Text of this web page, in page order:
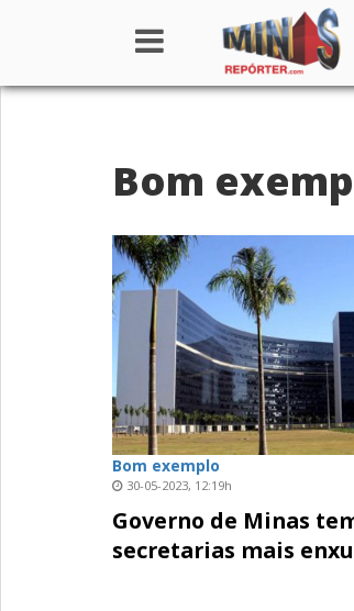
Institucional
Colunistas
Bom
Bom exemplo
30-05-2023, 12:19h
Governo de Minas
secretarias mais